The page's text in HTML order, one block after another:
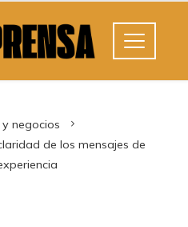
negocios
de los mensajes de